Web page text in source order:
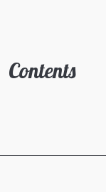
Contents